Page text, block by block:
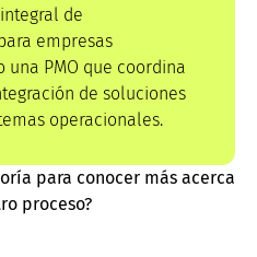
de
empresas
una PMO que coordina
de soluciones
operacionales.
para conocer más acerca
proceso?